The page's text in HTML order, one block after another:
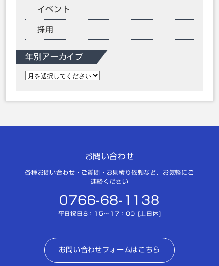
イベント
採用
年別アーカイブ
お問い合わせ
各種お問い合わせ・ご質問・お見積り依頼など、お気軽にご
連絡ください
0766-68-1138
平日祝日8：15～17：00 [土日休]
お問い合わせフォームはこちら